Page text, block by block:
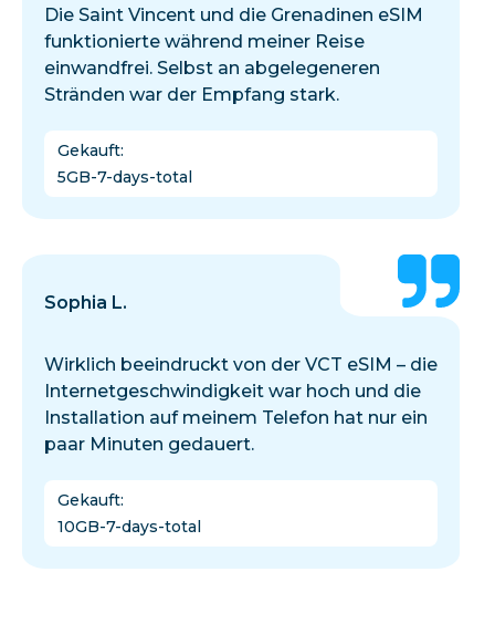
Die Saint Vincent und die Grenadinen eSIM
funktionierte während meiner Reise
einwandfrei. Selbst an abgelegeneren
Stränden war der Empfang stark.
Gekauft:
5GB-7-days-total
Sophia L.
Wirklich beeindruckt von der VCT eSIM – die
Internetgeschwindigkeit war hoch und die
Installation auf meinem Telefon hat nur ein
paar Minuten gedauert.
Gekauft:
10GB-7-days-total